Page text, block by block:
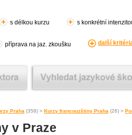
s délkou kurzu s konkrétní
příprava na jaz. zkoušku další
Praha (358) > Kurzy francouzštiny Praha (26) >
v Praze